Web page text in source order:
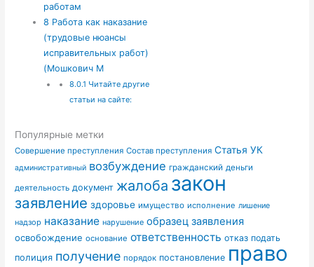
работам
8 Работа как наказание
(трудовые нюансы
исправительных работ)
(Мошкович М
8.0.1 Читайте другие
статьи на сайте:
Популярные метки
Совершение преступления Состав преступления Статья УК
административный возбуждение гражданский деньги
деятельность документ жалоба закон
заявление здоровье имущество исполнение лишение
надзор наказание нарушение образец заявления
освобождение основание ответственность отказ подать
полиция получение порядок постановление право